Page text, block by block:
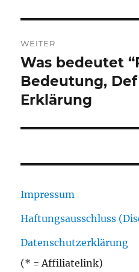
WEITER
Nächster
Beitrag:
Was bedeutet
Bedeutung,
Erklärung
Impressum
Haftungsausschluss
Datenschutzerklärung
(* = Affiliatelink)